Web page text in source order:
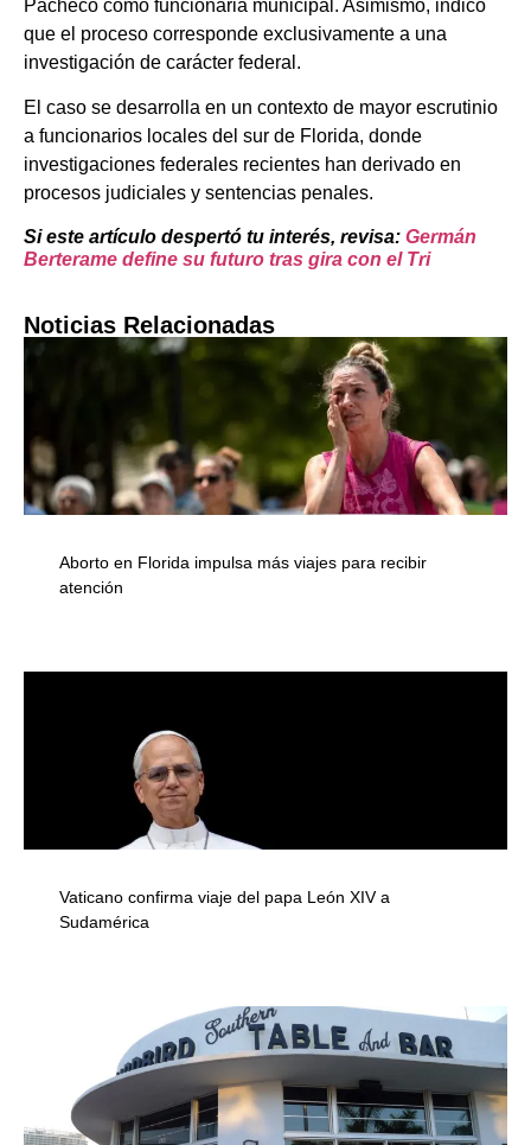
Pacheco como funcionaria municipal. Asimismo, indicó
que el proceso corresponde exclusivamente a una
investigación de carácter federal.
El caso se desarrolla en un contexto de mayor escrutinio
a funcionarios locales del sur de Florida, donde
investigaciones federales recientes han derivado en
procesos judiciales y sentencias penales.
Si este artículo despertó tu interés, revisa: Germán
Berterame define su futuro tras gira con el Tri
Noticias Relacionadas
Aborto en Florida impulsa más viajes para recibir
atención
Vaticano confirma viaje del papa León XIV a
Sudamérica